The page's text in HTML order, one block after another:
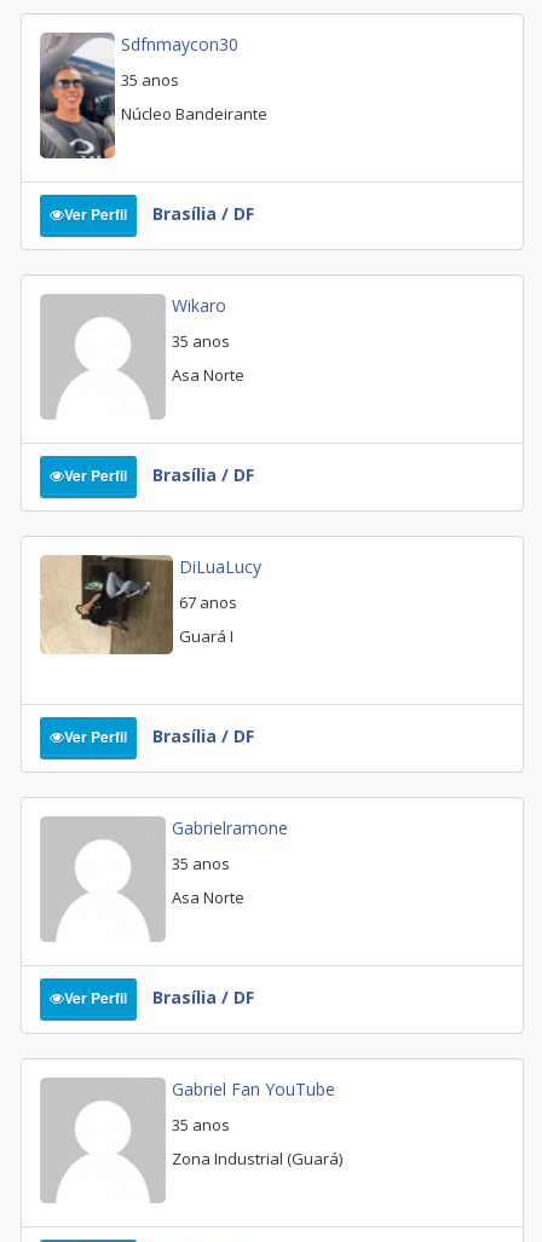
Sdfnmaycon30
35 anos
Núcleo Bandeirante
Ver Perfil Brasília / DF
Wikaro
35 anos
Asa Norte
Ver Perfil Brasília / DF
DiLuaLucy
67 anos
Guará I
Ver Perfil Brasília / DF
Gabrielramone
35 anos
Asa Norte
Ver Perfil Brasília / DF
Gabriel Fan YouTube
35 anos
Zona Industrial (Guará)